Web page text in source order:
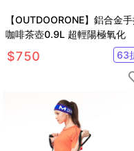
【OUTDOORONE】鋁合金
咖啡茶壺0.9L 超輕陽極氧化
$750 63